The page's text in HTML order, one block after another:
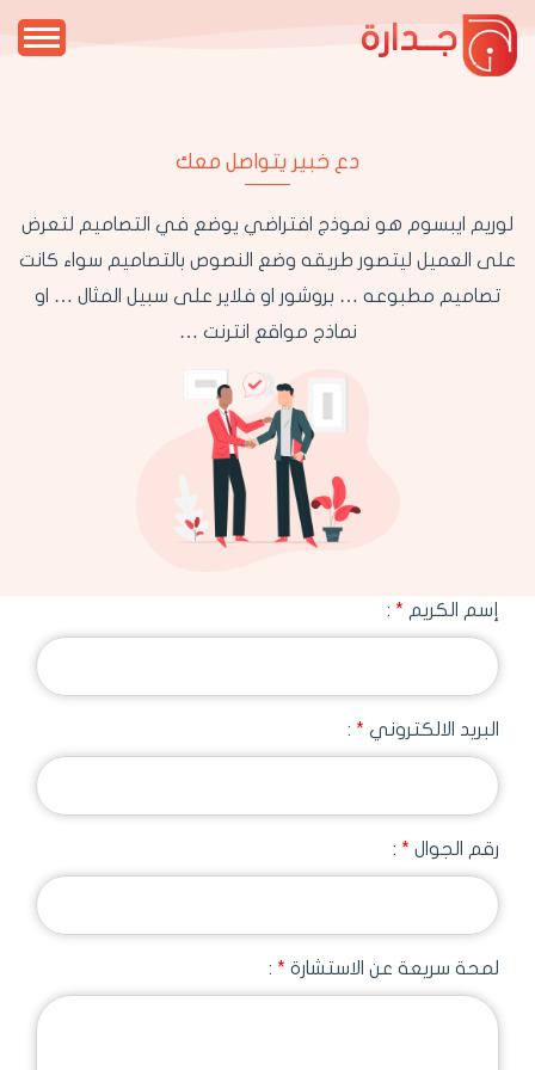
جــدارة
دع خبير يتواصل معك
لوريم ايبسوم هو نموذج افتراضي يوضع في التصاميم لتعرض
على العميل ليتصور طريقه وضع النصوص بالتصاميم سواء كانت
تصاميم مطبوعه … بروشور او فلاير على سبيل المثال … او
نماذج مواقع انترنت …
إسم الكريم *
:
البريد الالكتروني *
:
رقم الجوال *
:
لمحة سريعة عن الاستشارة *
: